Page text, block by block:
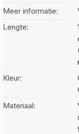
Meer informatie:
Lengte:
Kleur:
Materiaal: